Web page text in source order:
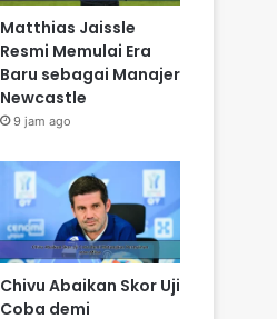
Matthias Jaissle
Resmi Memulai Era
Baru sebagai Manajer
Newcastle
9 jam ago
Chivu Abaikan Skor Uji
Coba demi